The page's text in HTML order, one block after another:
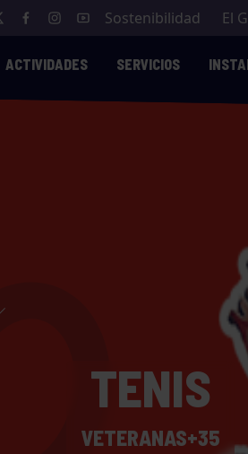
Sostenibilidad El
ACTIVIDADES SERVICIOS
TENIS
VETERANAS+35